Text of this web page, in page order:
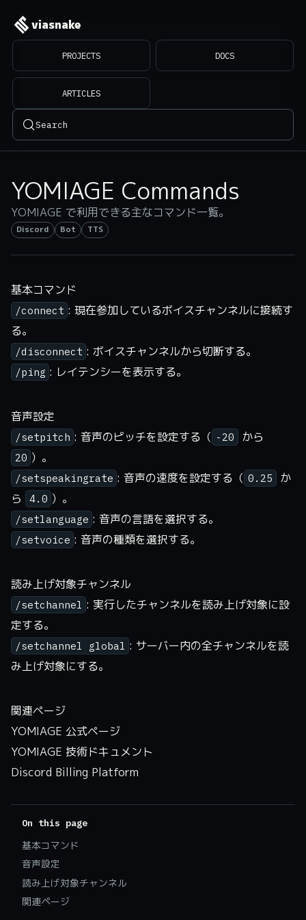
viasnake
PROJECTS DOCS
ARTICLES
Search
YOMIAGE Commands
YOMIAGE で利用できる主なコマンド一覧。
Discord Bot TTS
基本コマンド
/connect : 現在参加しているボイスチャンネルに接続す
る。
/disconnect : ボイスチャンネルから切断する。
/ping : レイテンシーを表示する。
音声設定
/setpitch : 音声のピッチを設定する（ -20 から
20 ）。
/setspeakingrate : 音声の速度を設定する（ 0.25
か
ら
4.0 ）。
/setlanguage : 音声の言語を選択する。
/setvoice : 音声の種類を選択する。
読み上げ対象チャンネル
/setchannel : 実行したチャンネルを読み上げ対象に設
定する。
/setchannel global : サーバー内の全チャンネルを読
み上げ対象にする。
関連ページ
YOMIAGE 公式ページ
YOMIAGE 技術ドキュメント
Discord Billing Platform
On this page
基本コマンド
音声設定
読み上げ対象チャンネル
関連ページ